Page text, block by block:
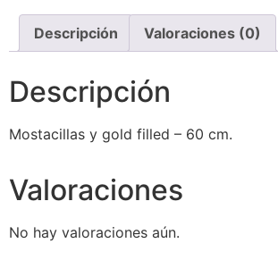
Descripción Valoraciones (0)
Descripción
Mostacillas y gold filled – 60 cm.
Valoraciones
No hay valoraciones aún.